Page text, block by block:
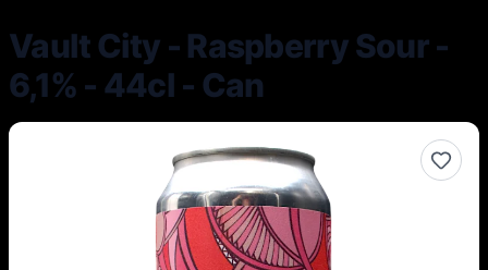
Vault City - Raspberry Sour -
6,1% - 44cl - Can